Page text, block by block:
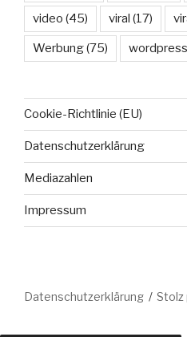
video (45) viral (17)
Werbung(75) wordpress
Cookie-Richtlinie (EU)
Datenschutzerklärung
Mediazahlen
Impressum
Datenschutzerklärung Stolz